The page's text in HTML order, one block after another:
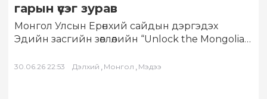
гарын үсэг зурав
Монгол Улсын Ерөнхий сайдын дэргэдэх
Эдийн засгийн зөвлөлийн “Unlock the Mongolian
гаруй хөрөнгө оруулагч,…
30.06.26 22:53 Дэлхий , Монгол , Мэдээ